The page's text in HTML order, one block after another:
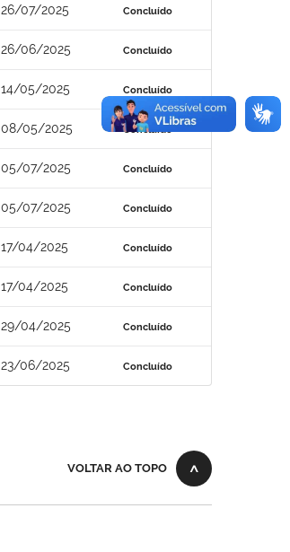
26/07/2025 Concluído
26/06/2025 Concluído
14/05/2025 Concluído
08/05/2025 Concluído
05/07/2025 Concluído
05/07/2025 Concluído
17/04/2025 Concluído
17/04/2025 Concluído
29/04/2025 Concluído
23/06/2025 Concluído
VOLTAR AO TOPO